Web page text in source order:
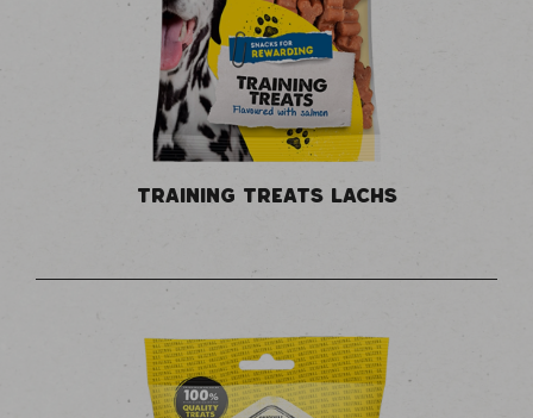
TRAINING TREATS LACHS